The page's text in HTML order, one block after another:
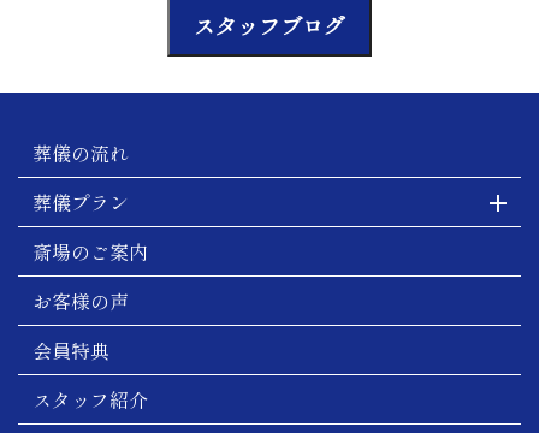
スタッフブログ
葬儀の流れ
葬儀プラン
斎場のご案内
お客様の声
会員特典
スタッフ紹介